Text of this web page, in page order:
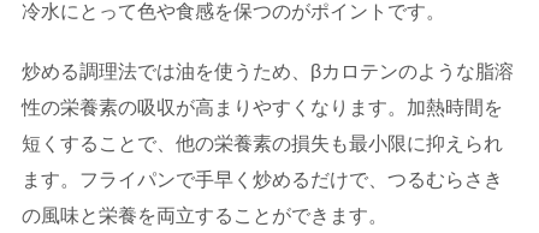
冷水にとって色や食感を保つのがポイントです。
炒める調理法では油を使うため、βカロテンのような脂溶
性の栄養素の吸収が高まりやすくなります。加熱時間を
短くすることで、他の栄養素の損失も最小限に抑えられ
ます。フライパンで手早く炒めるだけで、つるむらさき
の風味と栄養を両立することができます。